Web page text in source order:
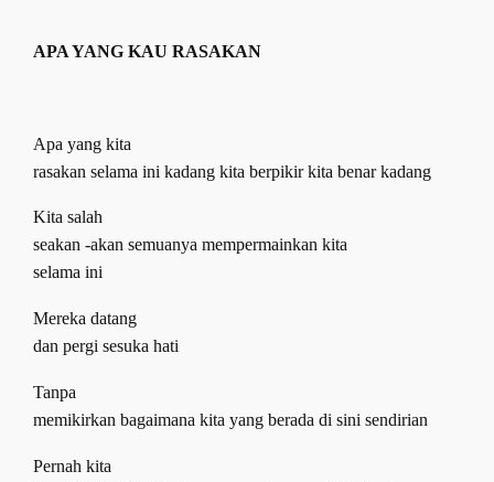
APA YANG KAU RASAKAN
Apa yang kita
rasakan selama ini kadang kita berpikir kita benar kadang
Kita salah
seakan -akan semuanya mempermainkan kita
selama ini
Mereka datang
dan pergi sesuka hati
Tanpa
memikirkan bagaimana kita yang berada di sini sendirian
Pernah kita